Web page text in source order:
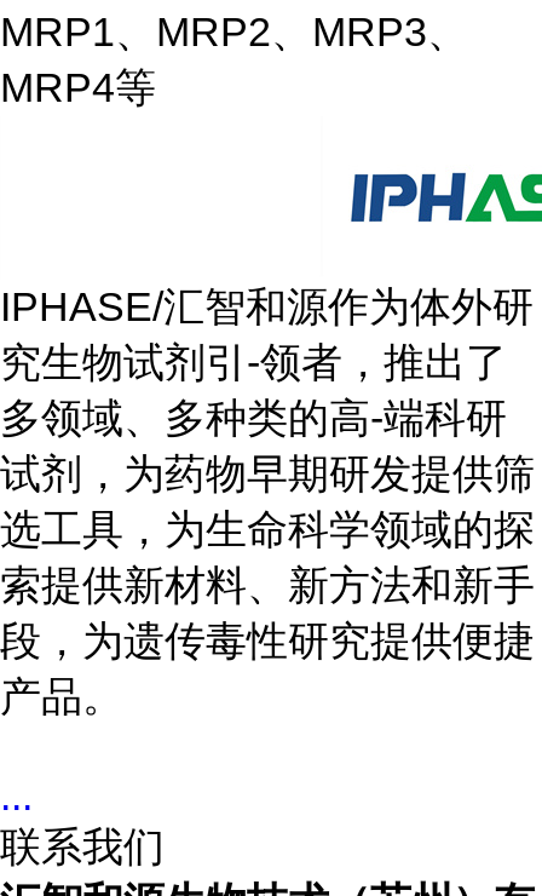
MRP1、MRP2、MRP3、
MRP4等
IPHASE/汇智和源作为体外研
究生物试剂引-领者，推出了
多领域、多种类的高-端科研
试剂，为药物早期研发提供筛
选工具，为生命科学领域的探
索提供新材料、新方法和新手
段，为遗传毒性研究提供便捷
产品。
...
联系我们